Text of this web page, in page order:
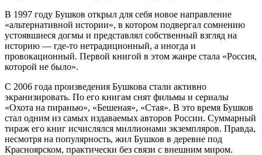
В 1997 году Бушков открыл для себя новое направление
«альтернативной истории», в котором подвергал сомнению
устоявшиеся догмы и представлял собственный взгляд на
историю — где-то нетрадиционный, а иногда и
провокационный. Первой книгой в этом жанре стала «Россия,
которой не было».
С 2006 года произведения Бушкова стали активно
экранизировать. По его книгам снят фильмы и сериалы
«Охота на пиранью», «Бешеная», «Стая». В это время Бушков
стал одним из самых издаваемых авторов России. Суммарный
тираж его книг исчислялся миллионами экземпляров. Правда,
несмотря на популярность, жил Бушков в деревне под
Красноярском, практически без связи с внешним миром.